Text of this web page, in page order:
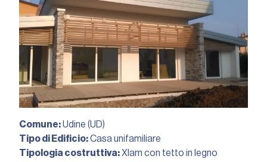
Comune:Udine (UD)
Tipo di Edificio:Casa unifamiliare
Tipologia costruttiva:Xlam con tetto in legno